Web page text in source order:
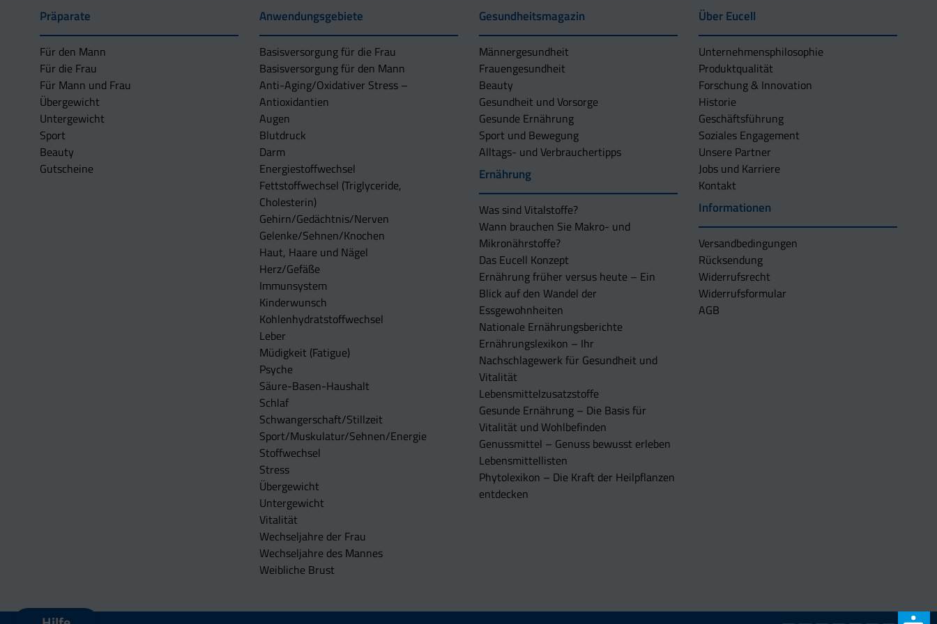
Präparate
Für den Mann
Für die Frau
Für Mann und Frau
Übergewicht
Untergewicht
Sport
Beauty
Gutscheine
Anwendungsgebiete
Basisversorgung für die Frau
Basisversorgung für den Mann
Anti-Aging/Oxidativer Stress –
Antioxidantien
Augen
Blutdruck
Darm
Energiestoffwechsel
Fettstoffwechsel (Triglyceride,
Cholesterin)
Gehirn/Gedächtnis/Nerven
Gelenke/Sehnen/Knochen
Haut, Haare und Nägel
Herz/Gefäße
Immunsystem
Kinderwunsch
Kohlenhydratstoffwechsel
Leber
Müdigkeit (Fatigue)
Psyche
Säure-Basen-Haushalt
Schlaf
Schwangerschaft/Stillzeit
Sport/Muskulatur/Sehnen/Energie
Stoffwechsel
Stress
Übergewicht
Untergewicht
Vitalität
Wechseljahre der Frau
Wechseljahre des Mannes
Weibliche Brust
Gesundheitsmagazin
Männergesundheit
Frauengesundheit
Beauty
Gesundheit und Vorsorge
Gesunde Ernährung
Sport und Bewegung
Alltags- und Verbrauchertipps
Ernährung
Was sind Vitalstoffe?
Wann brauchen Sie Makro- und
Mikronährstoffe?
Das Eucell Konzept
Ernährung früher versus heute – Ein
Blick auf den Wandel der
Essgewohnheiten
Nationale Ernährungsberichte
Ernährungslexikon – Ihr
Nachschlagewerk für Gesundheit und
Vitalität
Lebensmittelzusatzstoffe
Gesunde Ernährung – Die Basis für
Vitalität und Wohlbefinden
Genussmittel – Genuss bewusst erleben
Lebensmittellisten
Phytolexikon – Die Kraft der Heilpflanzen
entdecken
Über Eucell
Unternehmens­philosophie
Produktqualität
Forschung & Innovation
Historie
Geschäftsführung
Soziales Engagement
Unsere Partner
Jobs und Karriere
Kontakt
Informationen
Versandbedingungen
Rücksendung
Widerrufsrecht
Widerrufsformular
AGB